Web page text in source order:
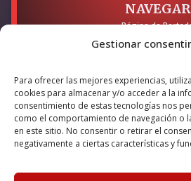
Gestionar
Para ofrecer las mejores experiencias,
cookies para almacenar y/o acceder a la
consentimiento de estas tecnologías nos
como el comportamiento de navegación o
en este sitio. No consentir o retirar el
negativamente a ciertas características y
NAVEGAR
Página de
LEGAL
Política de
Política de
Accesibilidad
Esta empresa ha sido beneficiaria del
internet, financiado por la Unión